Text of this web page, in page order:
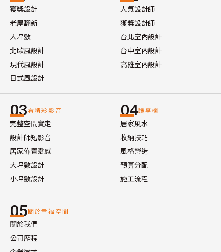
獲獎設計
老屋翻新
大坪數
北歐風設計
現代風設計
日式風設計
人氣設計師
獲獎設計師
台北室內設計
台中室內設計
高雄室內設計
03看精彩影音
完整空間實走
設計師短影音
居家佈置靈感
大坪數設計
小坪數設計
04讀專欄
居家風水
收納技巧
風格營造
預算分配
施工流程
05關於幸福空間
關於我們
公司歷程